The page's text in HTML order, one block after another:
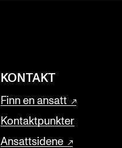
KONTAKT
Finn en ansatt
Kontaktpunkter
Ansattsidene